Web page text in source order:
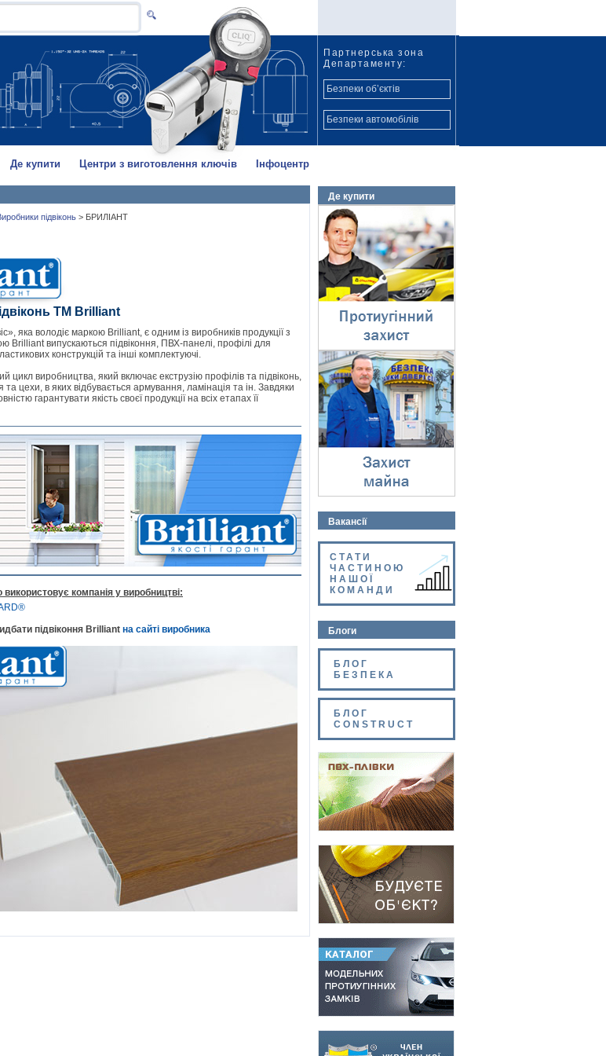
Партнерська зона
Департаменту:
Безпеки об’єктів
Безпеки автомобілів
Де купити Центри з виготовлення ключів Інфоцентр
підвіконь > БРИЛІАНТ
ТМ Brilliant
яка володіє маркою Brilliant, є одним із виробників продукції з
Brilliant випускаються підвіконня, ПВХ-панелі, профілі для
конструкцій та інші комплектуючі.
цикл виробництва, який включає екструзію профілів та підвіконь,
та цехи, в яких відбувається армування, ламінація та ін. Завдяки
гарантувати якість своєї продукції на всіх етапах її
використовує компанія у виробництві:
підвіконня Brilliant на сайті виробника
Де купити
Протиугінний захист
⇓
Захист майна
⇓
Вакансії
СТАТИ
ЧАСТИНОЮ
НАШОЇ
КОМАНДИ
Блоги
БЛОГ
БЕЗПЕКА
БЛОГ
CONSTRUCT